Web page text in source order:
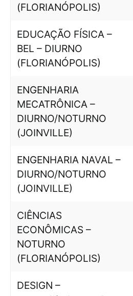
(FLORIANÓPOLIS)
EDUCAÇÃO FÍSICA –
BEL – DIURNO
(FLORIANÓPOLIS)
ENGENHARIA
MECATRÔNICA –
DIURNO/NOTURNO
(JOINVILLE)
ENGENHARIA NAVAL –
DIURNO/NOTURNO
(JOINVILLE)
CIÊNCIAS
ECONÔMICAS –
NOTURNO
(FLORIANÓPOLIS)
DESIGN –